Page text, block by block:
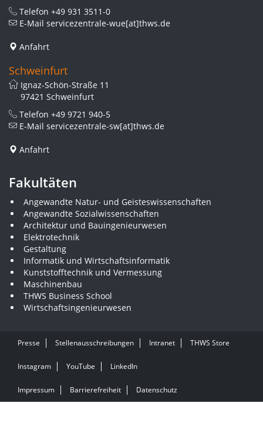
Telefon +49 931 3511-0
E-Mail servicezentrale-wue[at]thws.de
Anfahrt
Schweinfurt
Ignaz-Schön-Straße 11
97421 Schweinfurt
Telefon +49 9721 940-5
E-Mail servicezentrale-sw[at]thws.de
Anfahrt
Fakultäten
Angewandte Natur- und Geisteswissenschaften
Angewandte Sozialwissenschaften
Architektur und Bauingenieurwesen
Elektrotechnik
Gestaltung
Informatik und Wirtschaftsinformatik
Kunststofftechnik und Vermessung
Maschinenbau
THWS Business School
Wirtschaftsingenieurwesen
Presse Stellenausschreibungen Intranet THWS Store
Instagram YouTube LinkedIn
Impressum Barrierefreiheit Datenschutz